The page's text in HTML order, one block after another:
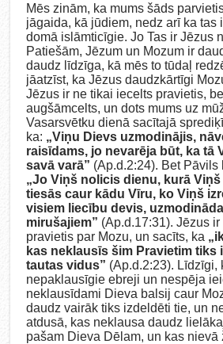
Mēs zinām, ka mums šāds
jāgaida, kā jūdiem, nedz arī ka tas
domā islāmticīgie. Jo Tas ir Jēzus
Patiešām, Jēzum un Mozum ir
daudz līdzīga, kā mēs to tūdaļ
jāatzīst, ka Jēzus daudzkārtīgi
Jēzus ir ne tikai iecelts pravietis,
augšāmcelts, un dots mums uz
Vasarsvētku dienā sacītajā
ka: „Viņu Dievs uzmodinājis,
raisīdams, jo nevarēja būt, ka tā
savā varā” (Ap.d.2:24). Bet Pāvils
„Jo Viņš nolicis dienu, kurā
tiesās caur kādu Vīru, ko Viņš
visiem liecību devis,
mirušajiem” (Ap.d.17:31). Jēzus
pravietis par Mozu, un sacīts, ka
kas neklausīs šim Pravietim tiks
tautas vidus” (Ap.d.2:23). Līdzīgi,
nepaklausīgie ebreji un nespēja
neklausīdami Dieva balsij caur
daudz vairāk tiks izdeldēti tie, un
atdusā, kas neklausa daudz
pašam Dieva Dēlam, un kas nievā